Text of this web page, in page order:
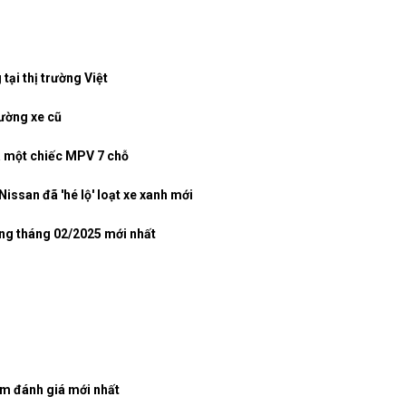
tại thị trường Việt
xe cũ
chiếc MPV 7 chỗ
đã 'hé lộ' loạt xe xanh mới
tháng 02/2025 mới nhất
đánh giá mới nhất